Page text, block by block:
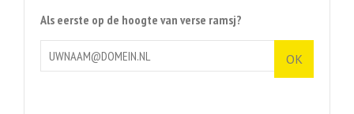
Als eerste op de hoogte van verse ramsj?